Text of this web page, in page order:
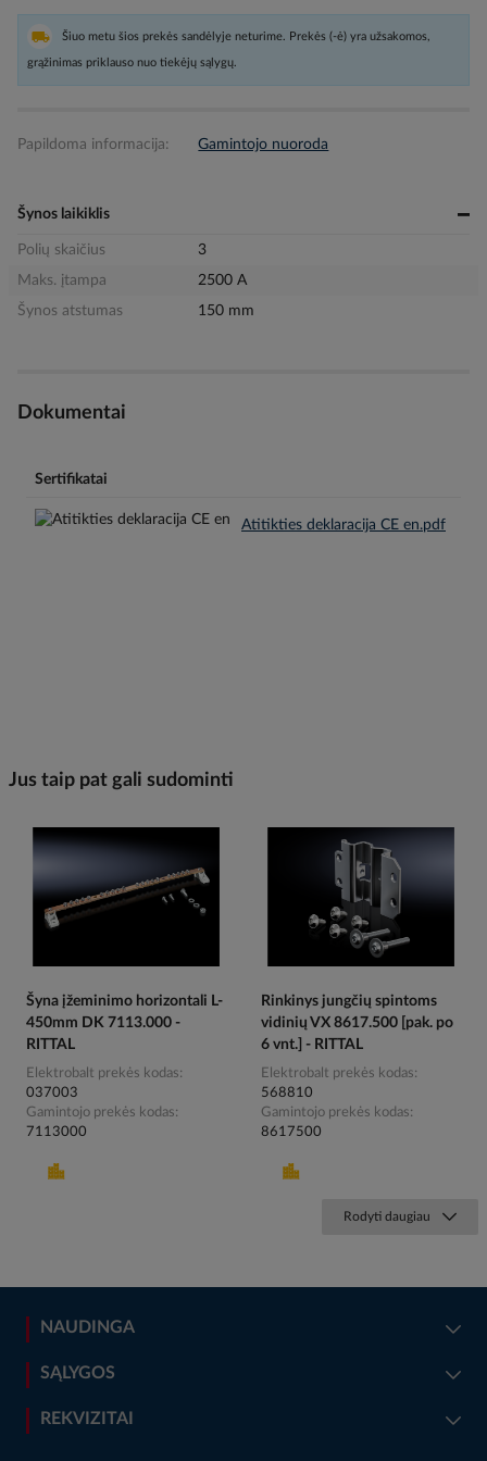
Šiuo metu šios prekės sandėlyje neturime. Prekės (-ė) yra užsakomos,
grąžinimas priklauso nuo tiekėjų sąlygų.
Papildoma informacija: Gamintojo nuoroda
Šynos laikiklis
Polių skaičius
3
Maks. įtampa
2500 A
Šynos atstumas
150 mm
Dokumentai
Sertifikatai
Atitikties deklaracija CE en.pdf
Jus taip pat gali sudominti
Šyna įžeminimo horizontali L-
450mm DK 7113.000 -
RITTAL
Elektrobalt prekės kodas
037003
Gamintojo prekės kodas
7113000
Rinkinys jungčių spintoms
vidinių VX 8617.500 [pak. po
6 vnt.] - RITTAL
Elektrobalt prekės kodas
568810
Gamintojo prekės kodas
8617500
Rodyti daugiau
NAUDINGA
SĄLYGOS
REKVIZITAI